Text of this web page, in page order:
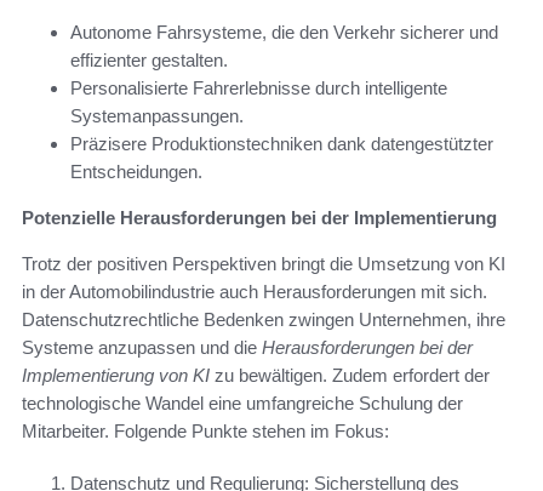
Autonome Fahrsysteme, die den Verkehr sicherer und
effizienter gestalten.
Personalisierte Fahrerlebnisse durch intelligente
Systemanpassungen.
Präzisere Produktionstechniken dank datengestützter
Entscheidungen.
Potenzielle Herausforderungen bei der Implementierung
Trotz der positiven Perspektiven bringt die Umsetzung von KI
in der Automobilindustrie auch Herausforderungen mit sich.
Datenschutzrechtliche Bedenken zwingen Unternehmen, ihre
Systeme anzupassen und die Herausforderungen bei der
Implementierung von KI zu bewältigen. Zudem erfordert der
technologische Wandel eine umfangreiche Schulung der
Mitarbeiter. Folgende Punkte stehen im Fokus:
Datenschutz und Regulierung: Sicherstellung des